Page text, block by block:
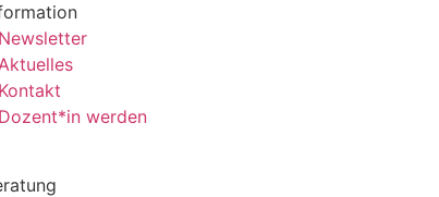
Newsletter
Kontakt
Dozent*in werden